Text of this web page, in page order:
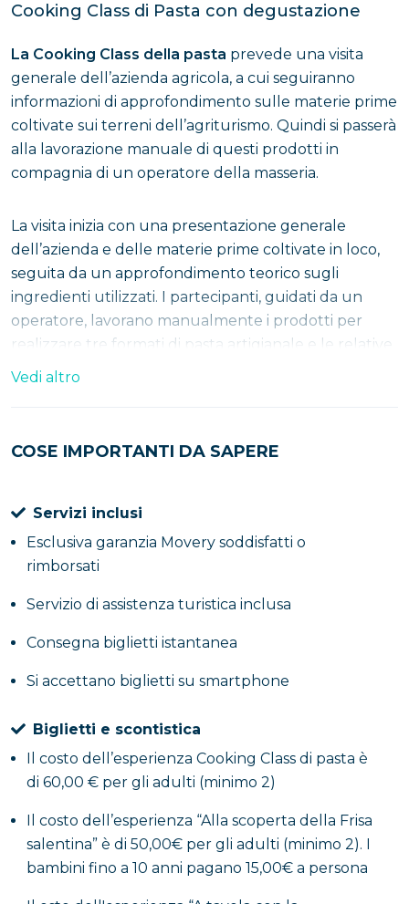
Cooking Class di Pasta con degustazione
La Cooking Class della pasta prevede una visita
generale dell’azienda agricola, a cui seguiranno
informazioni di approfondimento sulle materie prime
coltivate sui terreni dell’agriturismo. Quindi si passerà
alla lavorazione manuale di questi prodotti in
compagnia di un operatore della masseria.
La visita inizia con una presentazione generale
dell’azienda e delle materie prime coltivate in loco,
seguita da un approfondimento teorico sugli
ingredienti utilizzati. I partecipanti, guidati da un
operatore, lavorano manualmente i prodotti per
realizzare tre formati di pasta artigianale e le relative
salse di condimento. Dopo la fase di cottura, si
creatività e degustazione
L’esperienza prevede una visita introduttiva
all’azienda, durante la quale vengono illustrate le
materie prime coltivate in proprio, seguita da un
salentina, alla sua storia e alla sua versatilità. I
partecipanti, guidati da un operatore, prendono poi
parte a un laboratorio pratico che li coinvolge nella
lavorazione manuale e nella cottura dei prodotti,
fino alla realizzazione di un menù che spazia dalla
frisa tradizionale a varianti originali e creative, sia
salate che dolci. L’attività si conclude con la
degustazione delle preparazioni e con la consegna di
grembiule e kit da lavoro forniti a ciascun
partecipante.
Vedi altro
COSE IMPORTANTI DA SAPERE
Servizi inclusi
Esclusiva garanzia Movery soddisfatti o
rimborsati
Servizio di assistenza turistica inclusa
Consegna biglietti istantanea
Si accettano biglietti su smartphone
Biglietti e scontistica
Il costo dell’esperienza Cooking Class di pasta è
di 60,00 € per gli adulti (minimo 2)
Il costo dell’esperienza “Alla scoperta della Frisa
salentina” è di 50,00€ per gli adulti (minimo 2). I
bambini fino a 10 anni pagano 15,00€ a persona